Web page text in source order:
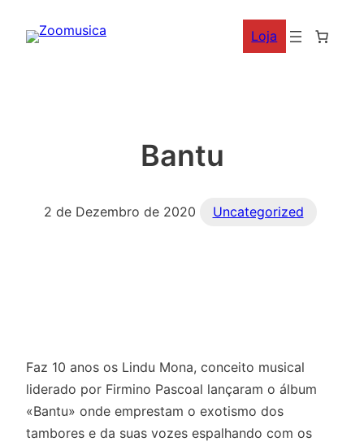
para
Loja
Bantu
2 de Dezembro de 2020 Uncategorized
Faz 10 anos os Lindu Mona, conceito musical
liderado por Firmino Pascoal lançaram o álbum
«Bantu» onde emprestam o exotismo dos
tambores e da suas vozes espalhando com os